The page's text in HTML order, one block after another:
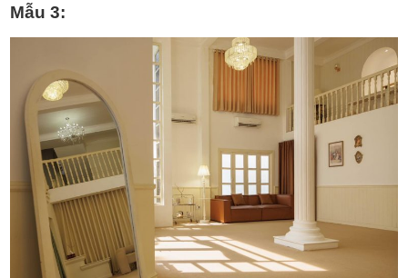
Mẫu 3: